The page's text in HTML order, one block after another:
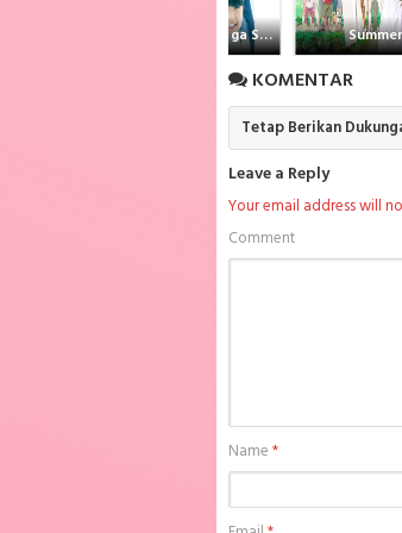
Boku wa Tomodachi ga Sukunai
KOMENTAR
Tetap Berikan
Leave a Reply
Your email address will
Comment
Name*